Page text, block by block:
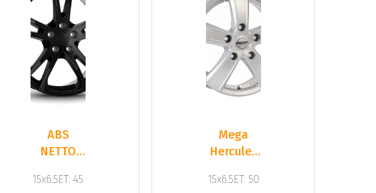
ABS
NETTO
Gloss
15x6.5ET: 45
Mega
Hercules
15x6.5ET: 50